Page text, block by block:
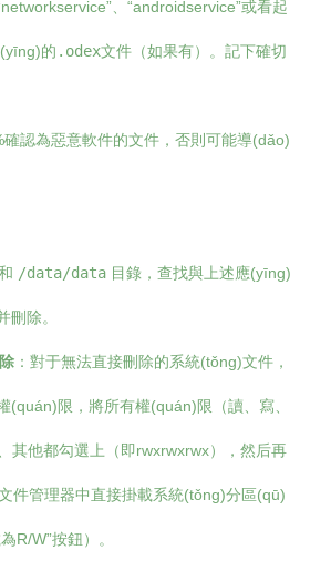
、“androidservice”或看起
的 .odex文件（如果有）。記下確切
確認為惡意軟件的文件，否則可能導(dǎo)
/data/data 目錄，查找與上述應(yīng)
刪除。
：對于無法直接刪除的系統(tǒng)文件，
(quán)限，將所有權(quán)限（讀、寫、
其他都勾選上（即rwxrwxrwx），然后再
件管理器中直接掛載系統(tǒng)分區(qū)
R/W”按鈕）。